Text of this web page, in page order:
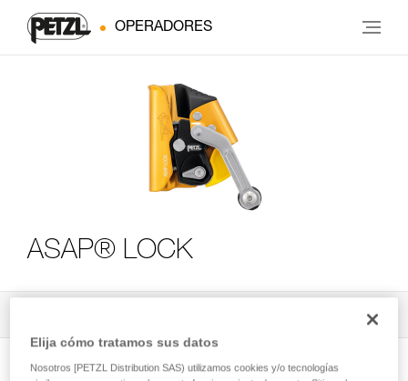
OPERADORES
ASAP® LOCK
Elija cómo tratamos sus datos
Nosotros [PETZL Distribution SAS) utilizamos cookies y/o tecnologías